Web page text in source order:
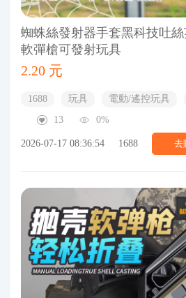
蜘蛛絲發射器手套黑科技吐
軟彈槍可發射玩具
2.20 元
1688 玩具 電動/遙控玩具
13
0%
2026-07-17 08:36:54 1688 去